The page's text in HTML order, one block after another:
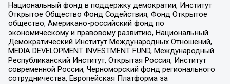
Национальный фонд в поддержку демократии, Институт
Открытое Общество Фонд Содействия, Фонд Открытое
общество, Американо-российский фонд по
экономическому и правовому развитию, Национальный
Демократический Институт Международных Отношений,
MEDIA DEVELOPMENT INVESTMENT FUND, Международный
Республиканский Институт, Открытая Россия, Институт
современной России, Черноморский фонд регионального
сотрудничества, Европейская Платформа за